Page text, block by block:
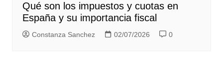
Qué son los impuestos y cuotas en
España y su importancia fiscal
Constanza Sanchez 02/07/2026 0